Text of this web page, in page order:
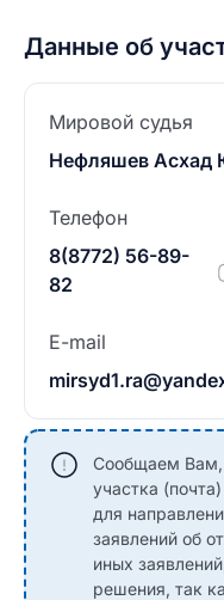
Данные об
Мировой судья
Нефляшев Асхад
Телефон
8(8772) 56-89-
82
E-mail
Сообщаем Вам,
участка
для
заявлений об
иных
решения, так